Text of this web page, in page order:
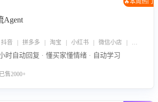
🔥本周热门
Agent
得物 | 京东 | 抖音 | 拼多多 | 淘宝 | 小红书 | 微信小店 | 快手 | 唯品会
时自动回复 · 懂买家懂情绪 · 自动学习
已售2000+